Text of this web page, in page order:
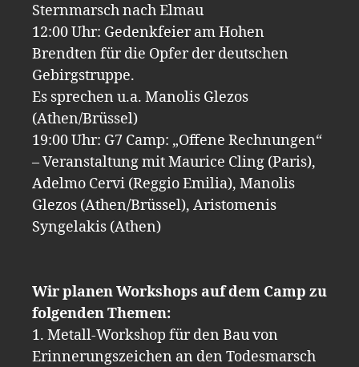
Sternmarsch nach Elmau
12:00 Uhr: Gedenkfeier am Hohen
Brendten für die Opfer der deutschen
Gebirgstruppe.
Es sprechen u.a. Manolis Glezos
(Athen/Brüssel)
19:00 Uhr: G7 Camp: „Offene Rechnungen“
– Veranstaltung mit Maurice Cling (Paris),
Adelmo Cervi (Reggio Emilia), Manolis
Glezos (Athen/Brüssel), Aristomenis
Syngelakis (Athen)
Wir planen Workshops auf dem Camp zu
folgenden Themen:
1. Metall-Workshop für den Bau von
Erinnerungszeichen an den Todesmarsch